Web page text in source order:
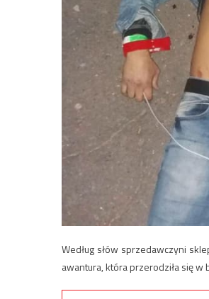
Według słów sprzedawczyni
awantura, która przerodziła się w